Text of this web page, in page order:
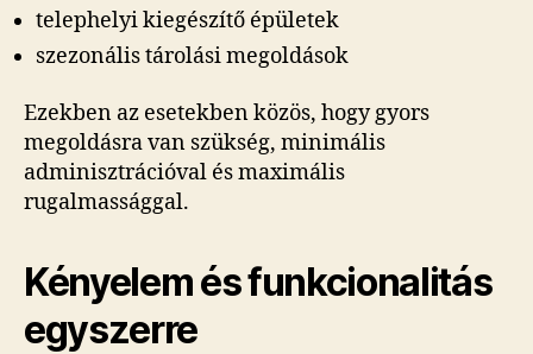
telephelyi kiegészítő épületek
szezonális tárolási megoldások
Ezekben az esetekben közös, hogy gyors
megoldásra van szükség, minimális
adminisztrációval és maximális
rugalmassággal.
Kényelem és funkcionalitás
egyszerre